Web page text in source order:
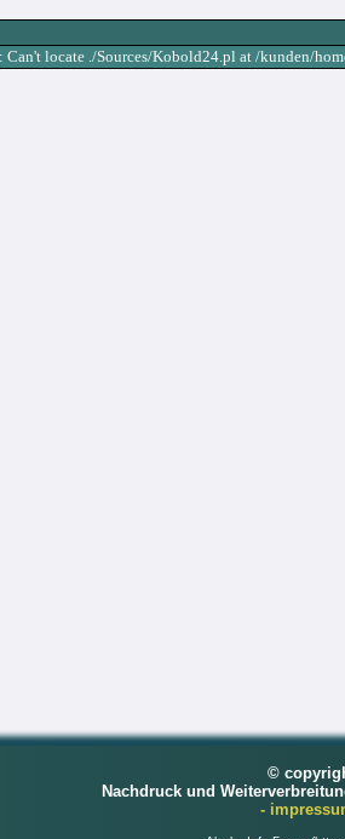
Can't locate ./Sources/Kobold24.pl at /kunden/
©
Nachdruck und
-